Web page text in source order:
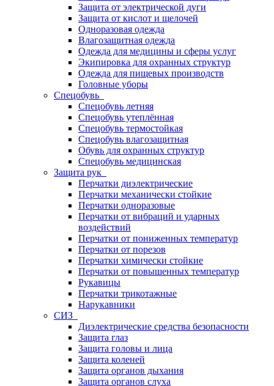
Защита от электрической дуги
Защита от кислот и щелочей
Одноразовая одежда
Влагозащитная одежда
Одежда для медицины и сферы услуг
Экипировка для охранных структур
Одежда для пищевых производств
Головные уборы
Спецобувь
Спецобувь летняя
Спецобувь утеплённая
Спецобувь термостойкая
Спецобувь влагозащитная
Обувь для охранных структур
Спецобувь медицинская
Защита рук
Перчатки диэлектрические
Перчатки механически стойкие
Перчатки одноразовые
Перчатки от вибраций и ударных
воздействий
Перчатки от пониженных температур
Перчатки от порезов
Перчатки химически стойкие
Перчатки от повышенных температур
Рукавицы
Перчатки трикотажные
Нарукавники
СИЗ
Диэлектрические средства безопасности
Защита глаз
Защита головы и лица
Защита коленей
Защита органов дыхания
Защита органов слуха